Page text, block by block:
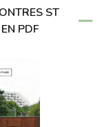
ST
PDF